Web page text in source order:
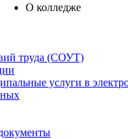
О колледже
труда (СОУТ)
услуги в